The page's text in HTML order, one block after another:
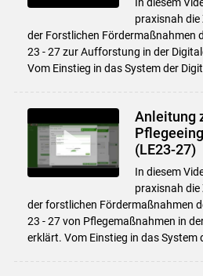
Skip to main
praxisnah
der Forstlichen Fördermaßnahmen
23 - 27 zur Aufforstung in der
Vom Einstieg in das System der
Anleitung
(LE23-27)
In diesem
praxisnah
der forstlichen Fördermaßnahmen
23 - 27 von Pflegemaßnahmen in
erklärt. Vom Einstieg in das System